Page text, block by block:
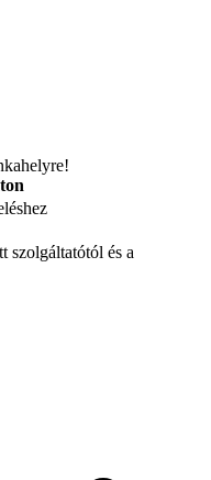
szolgáltatótól és a